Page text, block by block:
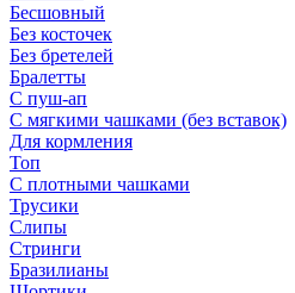
Бесшовный
Без косточек
Без бретелей
Бралетты
С пуш-ап
С мягкими чашками (без вставок)
Для кормления
Топ
С плотными чашками
Трусики
Слипы
Стринги
Бразилианы